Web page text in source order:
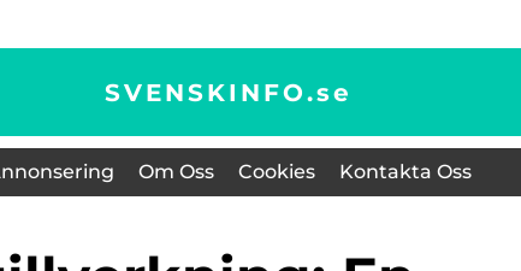
SVENSKINFO.se
Om Oss Cookies Kontakta Oss